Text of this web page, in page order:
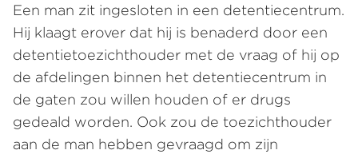
Een man zit ingesloten in een detentiecentrum.
Hij klaagt erover dat hij is benaderd door een
detentietoezichthouder met de vraag of hij op
de afdelingen binnen het detentiecentrum in
de gaten zou willen houden of er drugs
gedeald worden. Ook zou de toezichthouder
aan de man hebben gevraagd om zijn